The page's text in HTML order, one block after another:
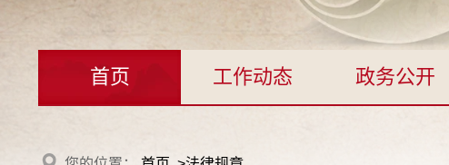
首页 工作动态 政务公开